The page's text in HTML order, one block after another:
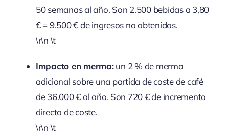
50 semanas al año. Son 2.500 bebidas a 3,80
€ = 9.500 € de ingresos no obtenidos.
\r\n \t
Impacto en merma:un 2 % de merma
adicional sobre una partida de coste de café
de 36.000 € al año. Son 720 € de incremento
directo de coste.
\r\n \t